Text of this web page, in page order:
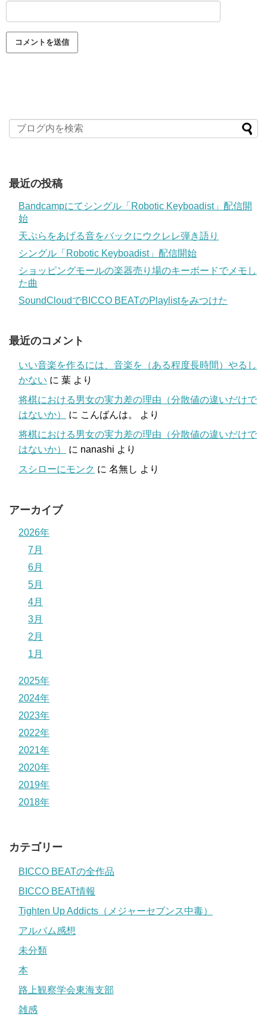
最近の投稿
Bandcampにてシングル「Robotic Keyboadist」配信開
始
天ぷらをあげる音をバックにウクレレ弾き語り
シングル「Robotic Keyboadist」配信開始
ショッピングモールの楽器売り場のキーボードでメモし
た曲
SoundCloudでBICCO BEATのPlaylistをみつけた
最近のコメント
いい音楽を作るには、音楽を（ある程度長時間）やるし
かない に 葉 より
将棋における男女の実力差の理由（分散値の違いだけで
はないか）
に こんばんは。
より
将棋における男女の実力差の理由（分散値の違いだけで
はないか）
に nanashi より
スシローにモンク に 名無し より
アーカイブ
2026年
7月
6月
5月
4月
3月
2月
1月
2025年
2024年
2023年
2022年
2021年
2020年
2019年
2018年
カテゴリー
BICCO BEATの全作品
BICCO BEAT情報
Tighten Up Addicts（メジャーセブンス中毒）
アルバム感想
未分類
本
路上観察学会東海支部
雑感